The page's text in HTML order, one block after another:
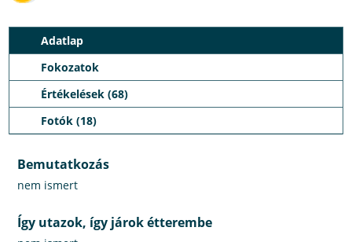
Adatlap
Fokozatok
Értékelések (68)
Fotók (18)
Bemutatkozás
nem ismert
Így utazok, így járok étterembe